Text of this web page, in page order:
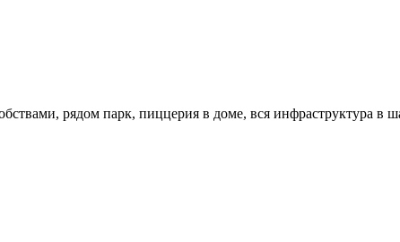
рядом парк, пиццерия в доме, вся инфраструктура в